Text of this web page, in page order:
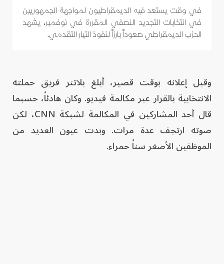
في وقت يستعد فيه الديمقراطيون لمواجهة الجمهوريين
في انتخابات التجديد النصفي المقررة في نوفمبر، يشهد
الحزب الديمقراطي صعوداً بارزاً لنفوذ التيار التقدمي.
وقبل إعلانه بوقت قصير، أبلغ بلاتنر فريق حملته
الانتخابية بالقرار عبر مكالمة فيديو. وكان هادئاً، حسبما
قال أحد المشاركين في المكالمة لشبكة CNN، لكن
صوته ارتجف عدة مرات. وبدت عيون العديد من
الموظفين الأصغر سناً حمراء.